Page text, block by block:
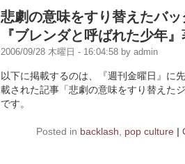
悲劇の意味をすり替えたバッ
『ブレンダと呼ばれた少年』
2006/09/28 木曜日 - 16:04:58 by admin
以下に掲載するのは、『週刊金曜日』に
載された記事「悲劇の意味をすり替えた
です。
Posted in backlash pop culture |